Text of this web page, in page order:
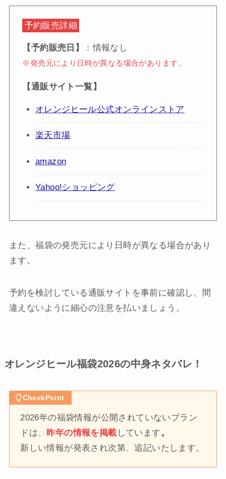
予約販売詳細
【予約販売日】 ：情報なし
※発売元により日時が異なる場合があります。
【通販サイト一覧】
オレンジヒール公式オンラインストア
楽天市場
amazon
Yahoo!ショッピング
また、福袋の発売元により日時が異なる場合があり
ます。
予約を検討している通販サイトを事前に確認し、間
違えないように細心の注意を払いましょう。
オレンジヒール福袋2026の中身ネタバレ！
CheckPoint
2026年の福袋情報が公開されていないブラン
ドは、 昨年の情報を掲載 しています。
新しい情報が発表され次第、追記いたします。